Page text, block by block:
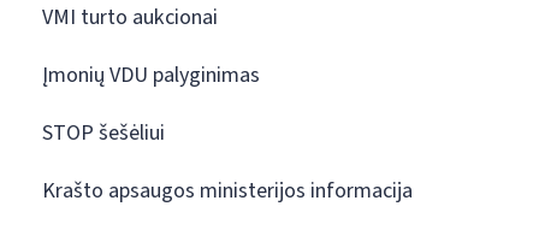
VMI turto aukcionai
Įmonių VDU palyginimas
STOP šešėliui
Krašto apsaugos ministerijos informacija